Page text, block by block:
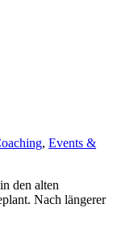
, Events &
den alten
Nach längerer